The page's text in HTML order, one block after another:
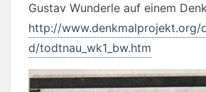
Gustav Wunderle auf einem
http://www.denkmalprojekt.org/
d/todtnau_wk1_bw.htm